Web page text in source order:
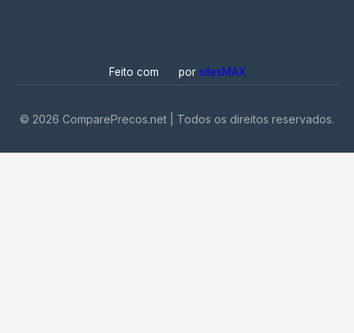
Feito com por sitesMAX
© 2026 ComparePrecos.net | Todos os direitos reservados.